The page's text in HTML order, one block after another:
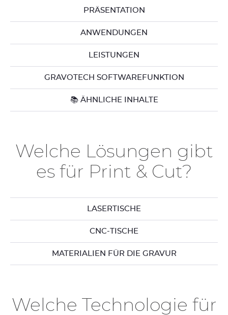
PRÄSENTATION
ANWENDUNGEN
LEISTUNGEN
GRAVOTECH SOFTWAREFUNKTION
📚 ÄHNLICHE INHALTE
Welche Lösungen gibt
es für Print & Cut?
LASERTISCHE
CNC-TISCHE
MATERIALIEN FÜR DIE GRAVUR
Welche Technologie für